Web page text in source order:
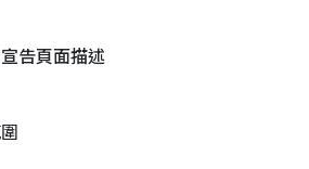
告頁面描述